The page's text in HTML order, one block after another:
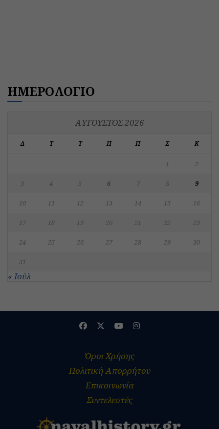
ΗΜΕΡΟΛΟΓΙΟ
ΑΎΓΟΥΣΤΟΣ 2026
Δ Τ Τ Π Π Σ Κ
1 2
3 4 5 6 7 8 9
10 11 12 13 14 15 16
17 18 19 20 21 22 23
24 25 26 27 28 29 30
31
« Ιούλ
Όροι Χρήσης
Πολιτική Απορρήτου
Επικοινωνία
Συντελεστές